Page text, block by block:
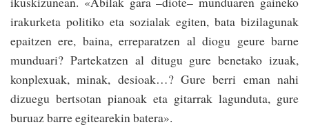
irakurketa politiko eta sozialak egiten, bata bizilagunak
epaitzen ere, baina, erreparatzen al diogu geure barne
munduari? Partekatzen al ditugu gure benetako izuak,
konplexuak, minak, desioak…? Gure berri eman nahi
dizuegu bertsotan pianoak eta gitarrak lagunduta, gure
buruaz barre egitearekin batera».